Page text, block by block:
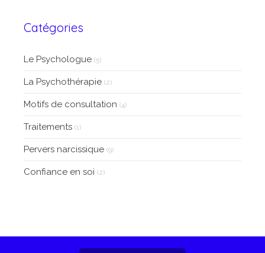
Catégories
Le Psychologue (5)
La Psychothérapie (2)
Motifs de consultation (4)
Traitements (1)
Pervers narcissique (9)
Confiance en soi (2)